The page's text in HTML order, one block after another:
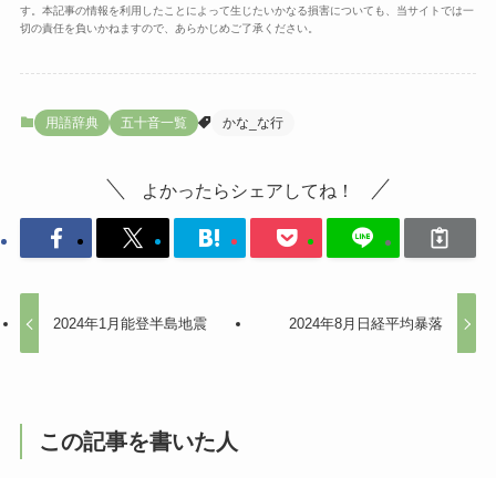
す。本記事の情報を利用したことによって生じたいかなる損害についても、当サイトでは一
切の責任を負いかねますので、あらかじめご了承ください。
用語辞典 五十音一覧 かな_な行
よかったらシェアしてね！
2024年1月能登半島地震 2024年8月日経平均暴落
この記事を書いた人